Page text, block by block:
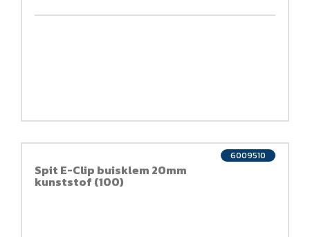
Spit E-Clip buisklem 20mm
kunststof (100)
6009510